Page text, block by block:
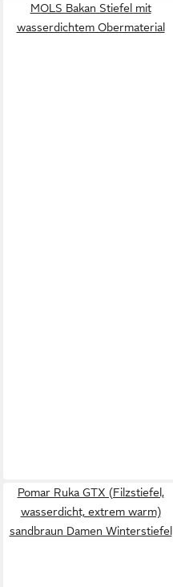
MOLS Bakan Stiefel mit
wasserdichtem Obermaterial
Pomar Ruka GTX (Filzstiefel,
wasserdicht, extrem warm)
sandbraun Damen Winterstiefel